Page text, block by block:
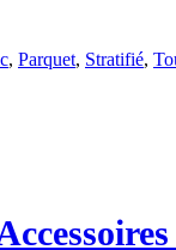
, Parquet, Stratifié,